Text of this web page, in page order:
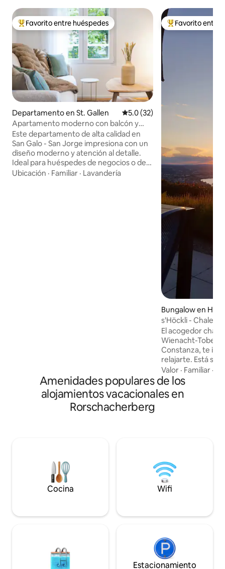
De los mejores en Favorito entre huéspedes
Favorito entre huéspedes
Departamento en St. Gallen Calificación promedio: 5.0 de
5.0 (32)
Apartamento moderno con balcón y
estacionamiento/cerca del lago
Este departamento de alta calidad en
San Galo - San Jorge impresiona con un
diseño moderno y atención al detalle.
Ideal para huéspedes de negocios o de
placer. 1 dormitorio, 1 baño, un
Ubicación · Familiar · Lavandería
De los mejores
Favorito entre
Bungalow en
s'Höckli - Chalet
al lago
El acogedor
Wienacht-Tobel,
Constanza, te
relajarte. Está
tranquilo y ofrece
impresionante del
paraíso para los
naturaleza y los
de compras y
los gustos.
Valor · Familiar ·
Amenidades populares de los
alojamientos vacacionales en
Rorschacherberg
Cocina Wifi
Estacionamiento